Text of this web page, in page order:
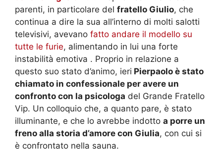
parenti, in particolare del fratello Giulio, che
continua a dire la sua all’interno di molti salotti
televisivi, avevano fatto andare il modello su
tutte le furie, alimentando in lui una forte
instabilità emotiva . Proprio in relazione a
questo suo stato d’animo, ieri Pierpaolo è stato
chiamato in confessionale per avere un
confronto con la psicologa del Grande Fratello
Vip. Un colloquio che, a quanto pare, è stato
illuminante, e che lo avrebbe indotto a porre un
freno alla storia d’amore con Giulia, con cui si
è confrontato nella sauna.